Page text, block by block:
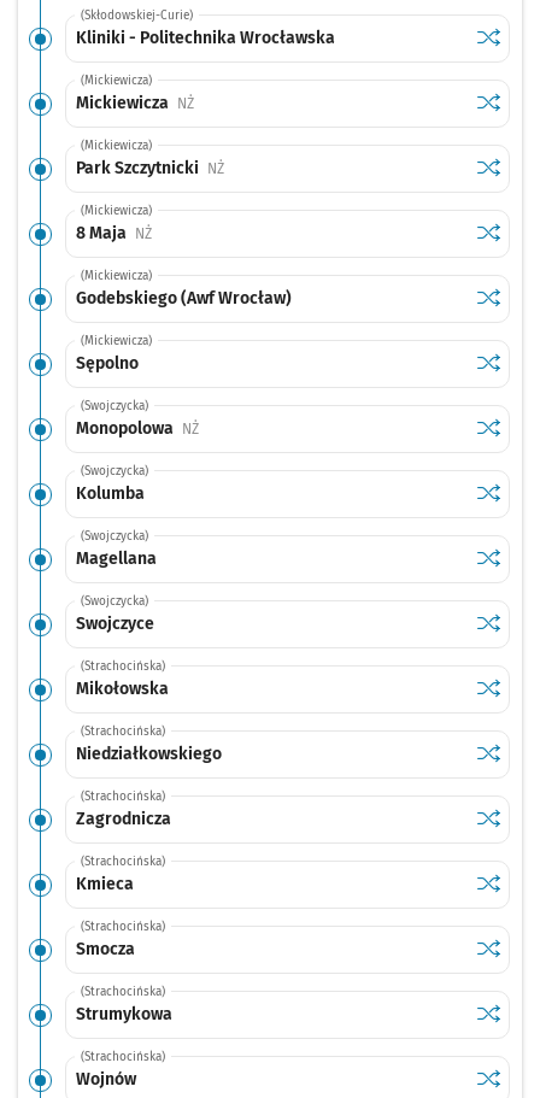
(Skłodowskiej-Curie)
Kliniki - Politechnika Wrocławska
(Mickiewicza)
Mickiewicza NŻPrzystanek na życzenie
(Mickiewicza)
Park Szczytnicki NŻPrzystanek na życzenie
(Mickiewicza)
8 Maja NŻPrzystanek na życzenie
(Mickiewicza)
Godebskiego (Awf Wrocław)
(Mickiewicza)
Sępolno
(Swojczycka)
Monopolowa NŻPrzystanek na życzenie
(Swojczycka)
Kolumba
(Swojczycka)
Magellana
(Swojczycka)
Swojczyce
(Strachocińska)
Mikołowska
(Strachocińska)
Niedziałkowskiego
(Strachocińska)
Zagrodnicza
(Strachocińska)
Kmieca
(Strachocińska)
Smocza
(Strachocińska)
Strumykowa
(Strachocińska)
Wojnów